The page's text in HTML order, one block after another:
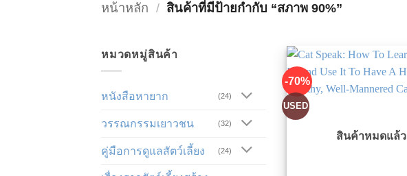
หน้าหลัก / สินค้าที่มีป้ายกำกับ “สภาพ 90%”
หมวดหมู่สินค้า
หนังสือหายาก (24)
วรรณกรรมเยาวชน (32)
คู่มือการดูแลสัตว์เลี้ยง (24)
-70%
USED
สินค้าหมดแล้ว